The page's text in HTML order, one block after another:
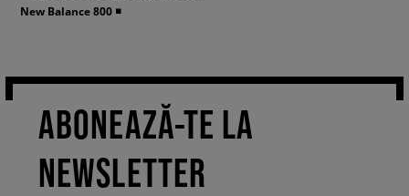
New Balance 800 ◾️
ABONEAZĂ-TE LA
NEWSLETTER